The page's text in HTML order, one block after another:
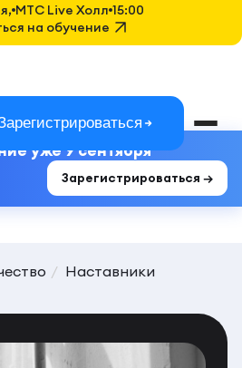
уже 9 сентября
Зарегистрироваться →
Наставники
MTC Live Холл 15:00
на обучение